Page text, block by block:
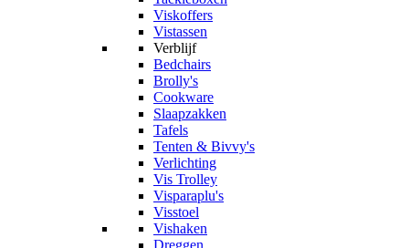
Viskoffers
Vistassen
Verblijf
Bedchairs
Brolly's
Cookware
Slaapzakken
Tafels
Tenten & Bivvy's
Verlichting
Vis Trolley
Visparaplu's
Visstoel
Vishaken
Dreggen